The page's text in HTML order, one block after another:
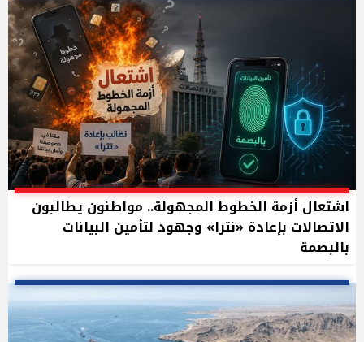
اشتعال أزمة الخطوط المجهولة.. مواطنون يطالبون
الاتصالات بإعادة «نترا» وجهود لتأمين البيانات
بالبصمة